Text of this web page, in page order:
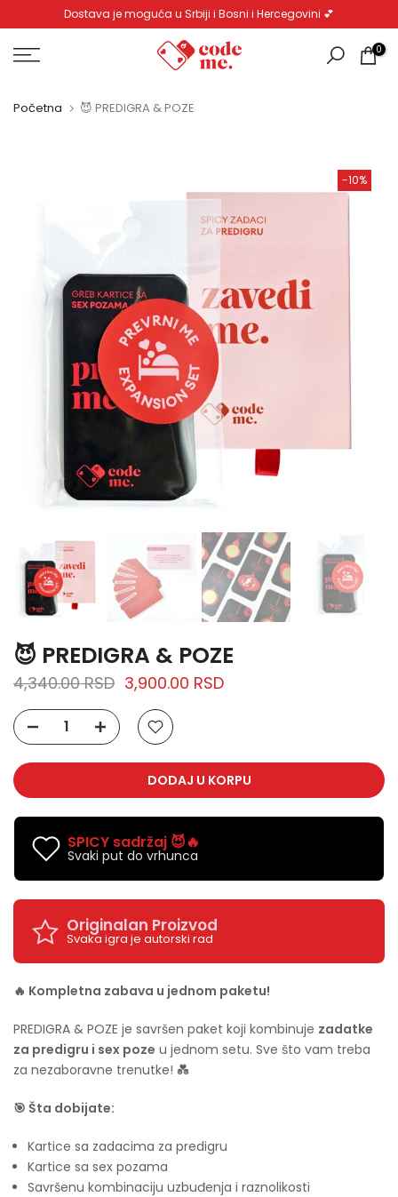
sadržaj
Dostava je moguća u Srbiji i Bosni i Hercegovini 💕
0
Početna 😈 PREDIGRA & POZE
-10%
😈 PREDIGRA & POZE
4,340.00 RSD 3,900.00 RSD
DODAJ U KORPU
SPICY sadržaj 😈🔥
Svaki put do vrhunca
Originalan Proizvod
Svaka igra je autorski rad
🔥 Kompletna zabava u jednom paketu!
PREDIGRA & POZE je savršen paket koji kombinuje zadatke
za predigru i sex poze u jednom setu. Sve što vam treba
za nezaboravne trenutke! 💑
🎯 Šta dobijate:
Kartice sa zadacima za predigru
Kartice sa sex pozama
Savršenu kombinaciju uzbuđenja i raznolikosti